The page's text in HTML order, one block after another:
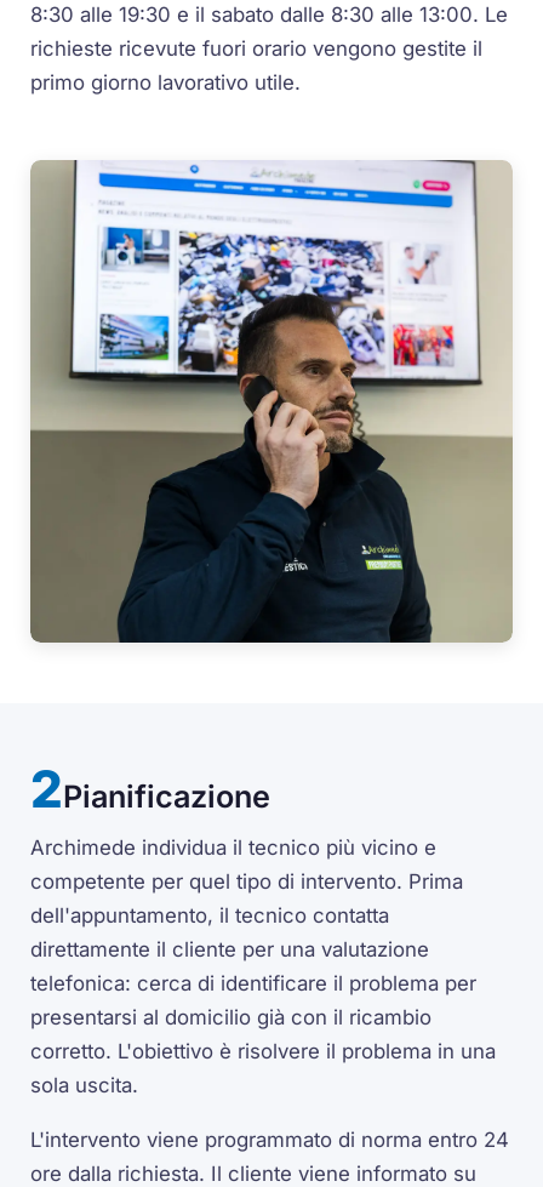
8:30 alle 19:30 e il sabato dalle 8:30 alle 13:00. Le
richieste ricevute fuori orario vengono gestite il
primo giorno lavorativo utile.
Pianificazione
Archimede individua il tecnico più vicino e
competente per quel tipo di intervento. Prima
dell'appuntamento, il tecnico contatta
direttamente il cliente per una valutazione
telefonica: cerca di identificare il problema per
presentarsi al domicilio già con il ricambio
corretto. L'obiettivo è risolvere il problema in una
sola uscita.
L'intervento viene programmato di norma entro 24
ore dalla richiesta. Il cliente viene informato su